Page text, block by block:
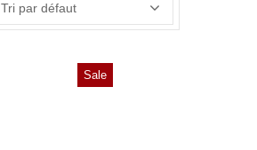
Tri par défaut
Sale